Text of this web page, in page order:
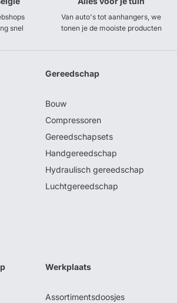
snel
Van auto's tot aanhangers, we
tonen je de mooiste producten
Gereedschap
Bouw
Compressoren
Gereedschapsets
Handgereedschap
Hydraulisch gereedschap
Luchtgereedschap
Werkplaats
Assortimentsdoosjes